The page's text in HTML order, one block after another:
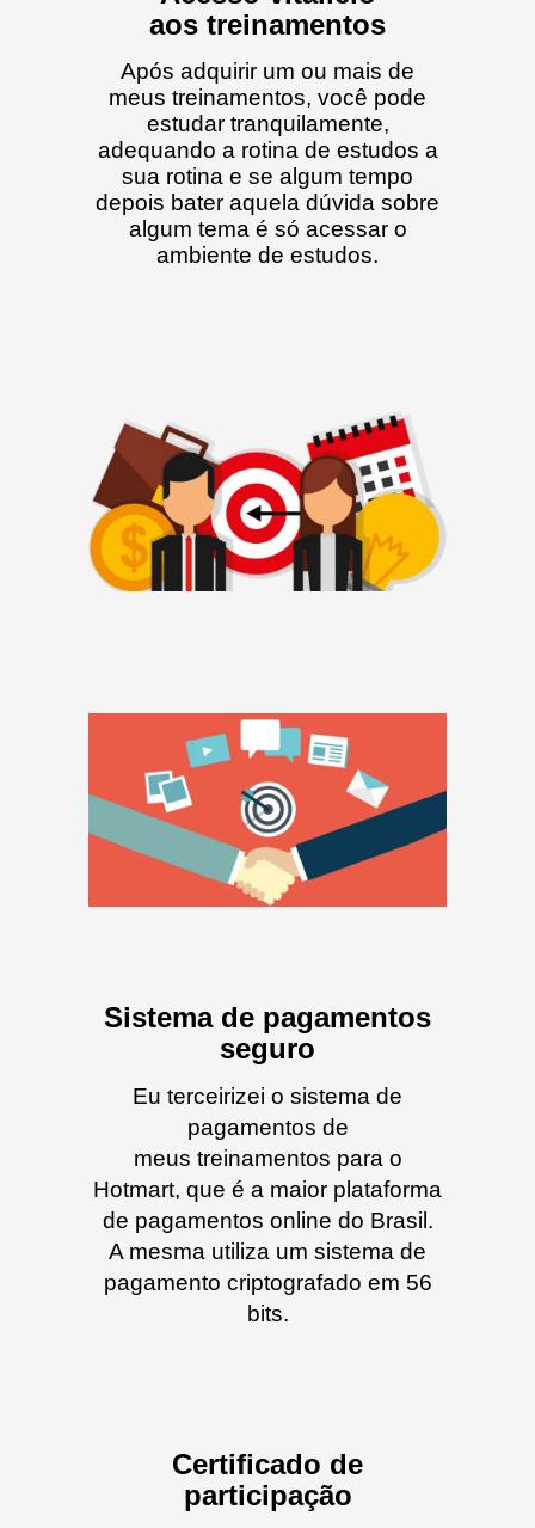
aos treinamentos
Após adquirir um ou mais de
meus treinamentos, você pode
estudar tranquilamente,
adequando a rotina de estudos a
sua rotina e se algum tempo
depois bater aquela dúvida sobre
algum tema é só acessar o
ambiente de estudos.
Sistema de pagamentos
seguro
Eu terceirizei o sistema de
pagamentos de
meus treinamentos para o
Hotmart, que é a maior plataforma
de pagamentos online do Brasil.
A mesma utiliza um sistema de
pagamento criptografado em 56
bits.
Certificado de
participação